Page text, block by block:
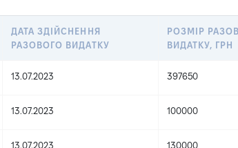
ДАТА ЗДІЙСНЕННЯ
РАЗОВОГО ВИДАТКУ
РОЗМІР
ВИДАТКУ, ГРН
13.07.2023 397650
13.07.2023 100000
13.07.2023 130000